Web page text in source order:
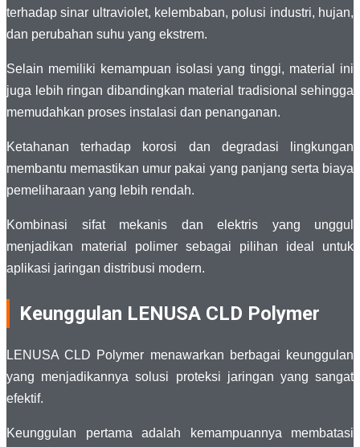
terhadap sinar ultraviolet, kelembaban, polusi industri, hujan,
dan perubahan suhu yang ekstrem.
Selain memiliki kemampuan isolasi yang tinggi, material ini
juga lebih ringan dibandingkan material tradisional sehingga
memudahkan proses instalasi dan penanganan.
Ketahanan terhadap korosi dan degradasi lingkungan
membantu memastikan umur pakai yang panjang serta biaya
pemeliharaan yang lebih rendah.
Kombinasi sifat mekanis dan elektris yang unggul
menjadikan material polimer sebagai pilihan ideal untuk
aplikasi jaringan distribusi modern.
Keunggulan LENUSA CLD Polymer
LENUSA CLD Polymer menawarkan berbagai keunggulan
yang menjadikannya solusi proteksi jaringan yang sangat
efektif.
Keunggulan pertama adalah kemampuannya membatasi